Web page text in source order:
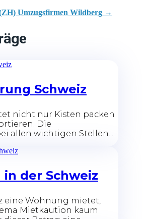
Umzugsfirmen Wildberg →
Schweiz
nicht nur Kisten packen
Die
allen wichtigen Stellen...
der Schweiz
eine Wohnung mietet,
Mietkaution kaum